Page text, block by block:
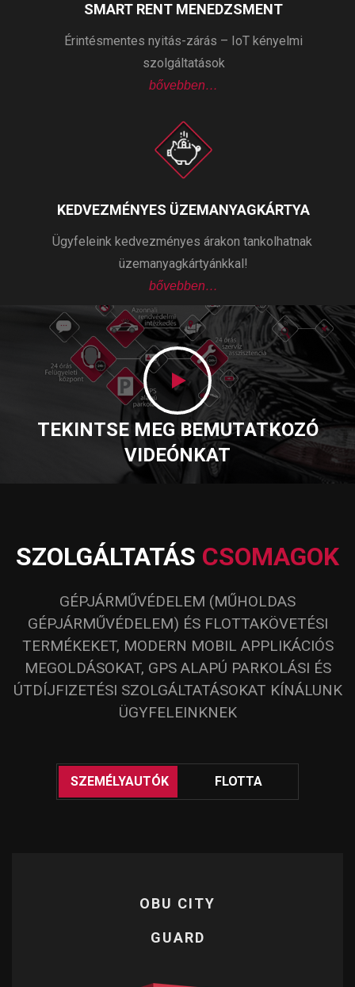
SMART RENT MENEDZSMENT
Érintésmentes nyitás-zárás – IoT kényelmi
szolgáltatások
bővebben…
KEDVEZMÉNYES ÜZEMANYAGKÁRTYA
Ügyfeleink kedvezményes árakon tankolhatnak
üzemanyagkártyánkkal!
bővebben…
.
TEKINTSE MEG BEMUTATKOZÓ
VIDEÓNKAT
SZOLGÁLTATÁS CSOMAGOK
GÉPJÁRMŰVÉDELEM (MŰHOLDAS
GÉPJÁRMŰVÉDELEM) ÉS FLOTTAKÖVETÉSI
TERMÉKEKET, MODERN MOBIL APPLIKÁCIÓS
MEGOLDÁSOKAT, GPS ALAPÚ PARKOLÁSI ÉS
ÚTDÍJFIZETÉSI SZOLGÁLTATÁSOKAT KÍNÁLUNK
ÜGYFELEINKNEK
SZEMÉLYAUTÓK FLOTTA
.
OBU CITY
GUARD
OBU CITY
QUICK